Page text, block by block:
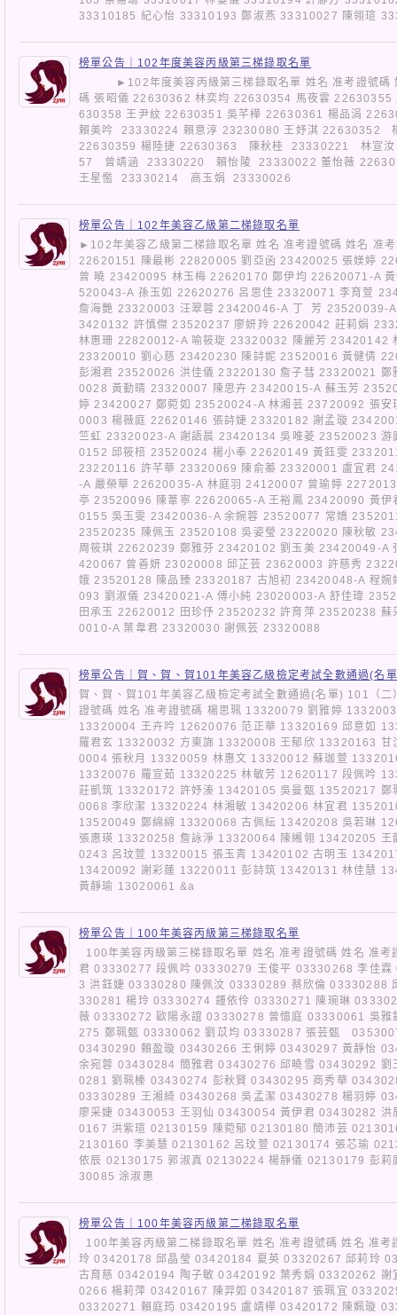
33310185 紀心怡 33310193 鄭淑燕 33310027 陳翎瑄
榜單公告｜102年度美容丙級第三梯錄取名單
►102年度美容丙級第三梯錄取名單 姓名 准考證號碼
碼 張昭儀 22630362 林奕均 22630354 馬夜雲
630358 王尹紋 22630351 吳芊樺 22630361 楊品涓
賴美吟 23330224 賴意淳 23230080 王妤淇
22630359 楊陸捷 22630363 陳秋桂 23330221 林宣
57 曾靖涵 23330220 賴怡陵 23330022 董怡薇
王星懢 23330214 高玉娟 23330026
榜單公告｜102年美容乙級第二梯錄取名單
►102年美容乙級第二梯錄取名單 姓名 准考證號碼 姓名 准
22620151 陳最彬 22820005 劉亞函 23420025 張媄婷
曾 曉 23420095 林玉梅 22620170 鄭伊均 22620071-A
520043-A 孫玉如 22620276 呂思佳 23320071 李育萱
詹海艷 23320003 汪翠蓉 23420046-A 丁 芳 23520039-
3420132 許慎傑 23520237 廖妍羚 22620042 莊莉娟
林惠珊 22820012-A 喻筱琁 23320032 陳麗芳 23420142
23320010 劉心慈 23420230 陳詩妮 23520016 黃健倩
彭湘君 23520026 洪佳儀 23220130 詹子彗 23320021
0028 黃勤晴 23320007 陳思卉 23420015-A 蘇玉芳
婷 23420027 鄭菀如 23520024-A 林湘芸 23720092 張
0003 楊薇庭 22620146 張詩婕 23320182 謝孟璇
竺虹 23320023-A 謝語晨 23420134 吳唯菱 23520023
0152 邱筱棓 23520024 楊小奉 22620149 黃鈺雯
23220116 許芊華 23320069 陳俞蓁 23320001 盧宜君
-A 嚴榮華 22620035-A 林庭羽 24120007 曾瑜婷
亭 23520096 陳葦寧 22620065-A 王裕鳳 23420090 黃
0155 吳玉雯 23420036-A 余婉蓉 23520077 常嬌
23520235 陳佩玉 23520108 吳姿瑩 23220020 陳秋敏
周筱琪 22620239 鄭雅芬 23420102 劉玉美 23420049-
420067 曾善妍 23020008 邱芷芸 23620003 許慈秀
娥 23520128 陳品臻 23320187 古旭初 23420048-A 程
093 劉淑儀 23420021-A 傅小純 23020003-A 舒佳瑋
田承玉 22620012 田珍伃 23520232 許育萍 23520238
0010-A 葉韋君 23320030 謝佩芸 23320088
榜單公告｜賀、賀、賀101年美容乙級檢定考試全數通過(名
賀、賀、賀101年美容乙級檢定考試全數通過(名單) 101（
證號碼 姓名 准考證號碼 楊思珮 13320079 劉雅婷
13320004 王卉吟 12620076 范正華 13320169 邱意如
羅君玄 13320032 方東旆 13320008 王郁欣 13320163
0004 張秋月 13320059 林惠文 13320012 蘇珈萱
13320076 羅宣茹 13320225 林敏芳 12620117 段佩吟
莊凱筑 13320172 許妤溱 13420105 吳曼甄 13520217
0068 李欣潔 13320224 林湘敏 13420206 林宜君
13520049 鄭綿綿 13320068 古佩紜 13420208 吳若琳
張惠瑛 13320258 詹詠淨 13320064 陳緗翎 13420205
0243 呂玟萱 13320015 張玉青 13420102 古明玉
13420092 謝彩蓮 13220011 彭詩筑 13420131 林佳慧
黃靜瑜 13020061 &a
榜單公告｜100年美容丙級第三梯錄取名單
100年美容丙級第三梯錄取名單 姓名 准考證號碼 姓名 准
君 03330277 段佩吟 03330279 王俊平 03330268 李佳
3 洪鈺婕 03330280 陳佩汶 03330289 蔡欣倫 03330288
330281 楊玲 03330274 鍾依伶 03330271 陳琬琳
薇 03330272 歐陽永誼 03330278 曾憶庭 03330061 吳
275 鄭珮甄 03330062 劉苡均 03330287 張芸甄
03430290 賴盈璇 03430266 王俐婷 03430297 黃靜怡
余宛蓉 03430284 簡雅君 03430276 邱曉雪 03430292
0281 劉珮榛 03430274 彭秋賢 03430295 商秀華
03330289 王湘綺 03430268 吳孟潔 03430278 楊羽婷
廖采婕 03430053 王羽仙 03430054 黃伊君 03430282
0167 洪紫瑄 02130159 陳菀郁 02130180 簡沛芸
2130160 李美慧 02130162 呂玟萱 02130174 張芯瑜
依辰 02130175 郭淑真 02130224 楊靜儀 02130179
30085 涂淑惠
榜單公告｜100年美容丙級第二梯錄取名單
100年美容丙級第二梯錄取名單 姓名 准考證號碼 姓名 准
玲 03420178 邱晶瑩 03420184 夏英 03320267 邱莉玲
古育慈 03420194 陶子敏 03420192 葉秀娟 03320262
0266 楊莉萍 03420167 陳羿如 03420187 張珮宜
03320271 賴庭筠 03420195 盧靖樺 03420172 陳姵璇